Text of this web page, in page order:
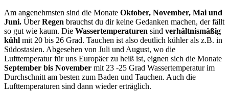
Am angenehmsten sind die Monate Oktober, November, Mai und
Juni. ÜberRegen brauchst du dir keine Gedanken machen, der fällt
so gut wie kaum. Die Wassertemperaturen sind verhältnismäßig
kühl mit 20 bis 26 Grad. Tauchen ist also deutlich kühler als z.B. in
Südostasien. Abgesehen von Juli und August, wo die
Lufttemperatur für uns Europäer zu heiß ist, eignen sich die Monate
September bis November mit 23 -25 Grad Wassertemperatur im
Durchschnitt am besten zum Baden und Tauchen. Auch die
Lufttemperaturen sind dann wieder erträglich.